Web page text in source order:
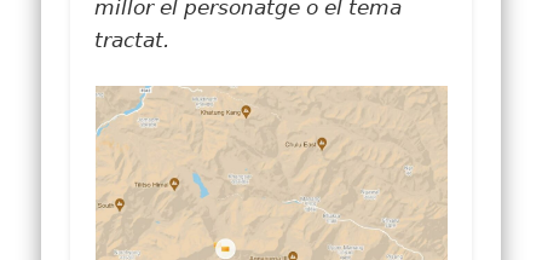
millor el personatge o el tema
tractat.